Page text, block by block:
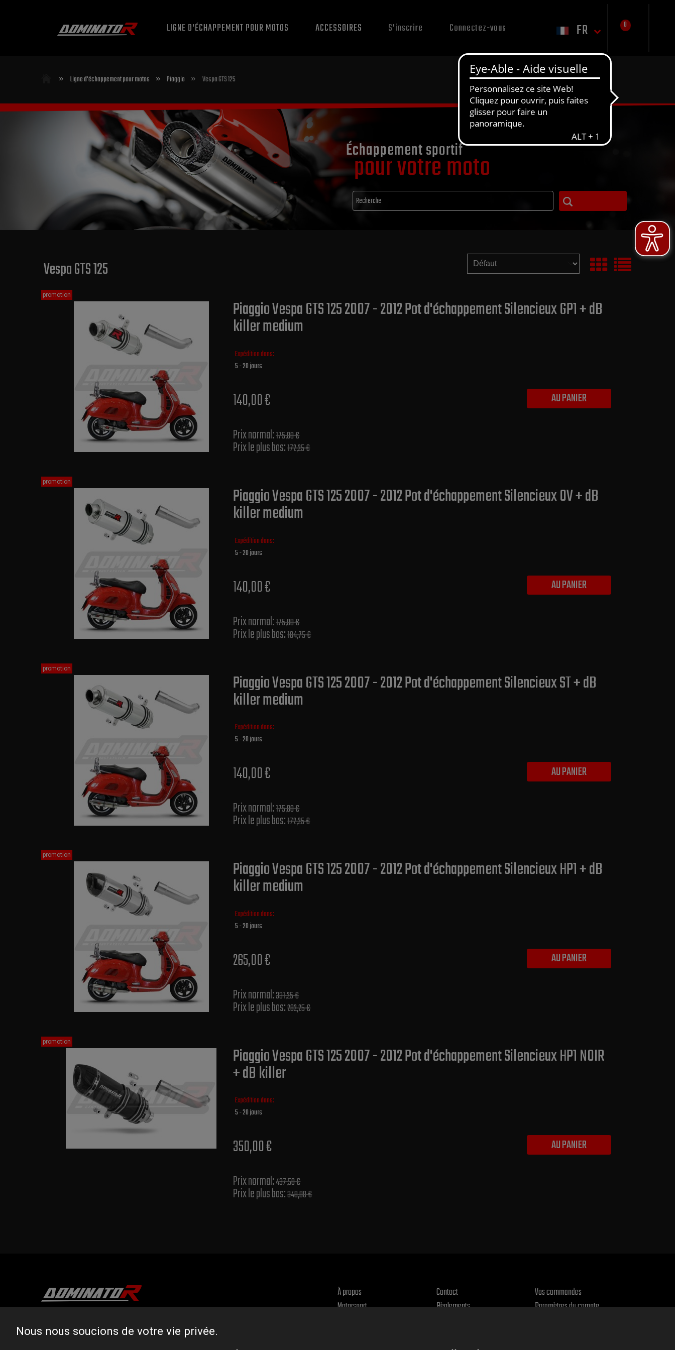
LIGNE D'ÉCHAPPEMENT POUR MOTOS ACCESSOIRES S'inscrire Connectez-vous FR 0
» Ligne d'échappement pour motos » Piaggio » Vespa GTS 125
Échappement sportif
pour votre moto
Vespa GTS 125
Piaggio Vespa GTS 125 2007 - 2012 Pot d'échappement Silencieux GP1 + dB
killer medium
Expédition dans:
5 - 20 jours
140,00 €
Prix normal​:175,00 €
Prix le plus bas:172,25 €
AU PANIER
promotion
Piaggio Vespa GTS 125 2007 - 2012 Pot d'échappement Silencieux OV + dB
killer medium
Expédition dans:
5 - 20 jours
140,00 €
Prix normal​:175,00 €
Prix le plus bas:184,75 €
AU PANIER
promotion
Piaggio Vespa GTS 125 2007 - 2012 Pot d'échappement Silencieux ST + dB
killer medium
Expédition dans:
5 - 20 jours
140,00 €
Prix normal​:175,00 €
Prix le plus bas:172,25 €
AU PANIER
promotion
Piaggio Vespa GTS 125 2007 - 2012 Pot d'échappement Silencieux HP1 + dB
killer medium
Expédition dans:
5 - 20 jours
265,00 €
Prix normal​:331,25 €
Prix le plus bas:282,25 €
AU PANIER
promotion
Piaggio Vespa GTS 125 2007 - 2012 Pot d'échappement Silencieux HP1 NOIR
+ dB killer
Expédition dans:
5 - 20 jours
350,00 €
Prix normal​:437,50 €
Prix le plus bas:348,00 €
AU PANIER
promotion
DOMINATOR GROUP Sp. z o.o.
À propos
Motorsport
Contact
Règlements
Vos commandes
Paramètres du compte
Nous nous soucions de votre vie privée.